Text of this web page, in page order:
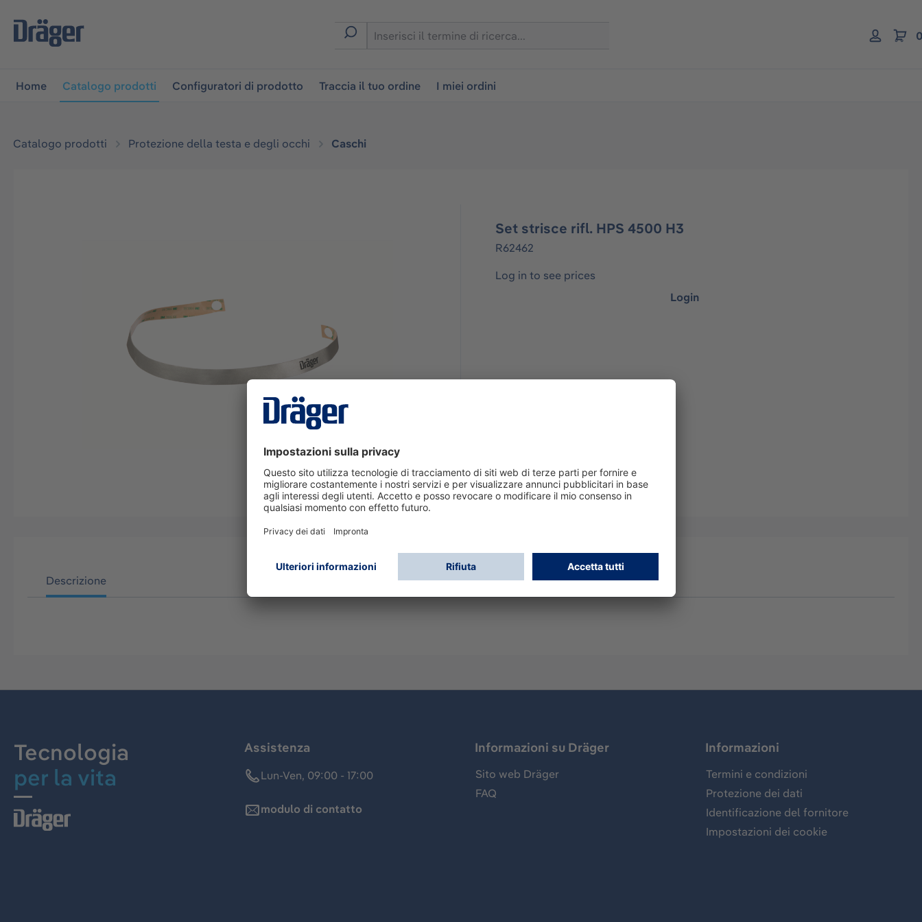
navigazione principale
Home Catalogo prodotti Configuratori di prodotto Traccia il tuo ordine I miei ordini
Catalogo prodotti Protezione della testa e degli occhi Caschi
Set strisce rifl. HPS 4500 H3
R62462
Log in to see prices
Login
Descrizione
Tecnologia
per la vita
Assistenza
Lun-Ven, 09:00 - 17:00
modulo di contatto
Informazioni su Dräger
Sito web Dräger
FAQ
Informazioni
Termini e condizioni
Protezione dei dati
Identificazione del fornitore
Impostazioni dei cookie